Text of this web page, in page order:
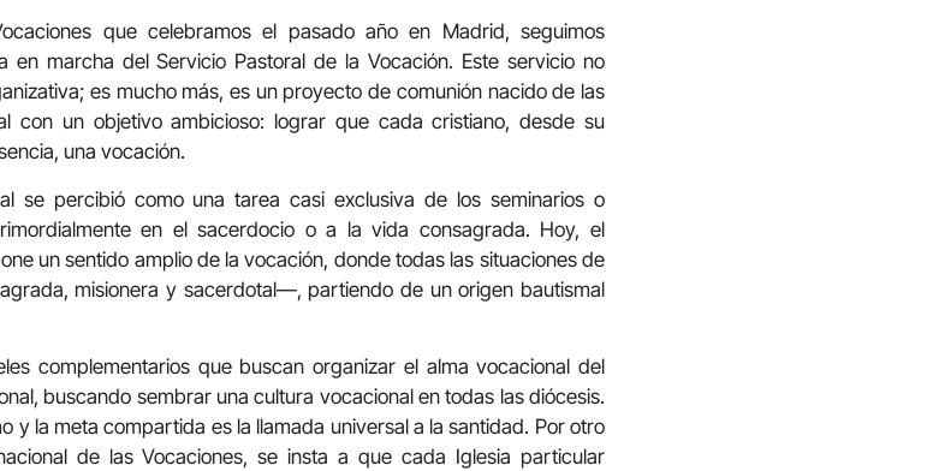
que celebramos el pasado año en Madrid, seguimos
en marcha del Servicio Pastoral de la Vocación. Este servicio no
es mucho más, es un proyecto de comunión nacido de las
con un objetivo ambicioso: lograr que cada cristiano, desde su
una vocación.
se percibió como una tarea casi exclusiva de los seminarios o
en el sacerdocio o a la vida consagrada. Hoy, el
un sentido amplio de la vocación, donde todas las situaciones de
misionera y sacerdotal—, partiendo de un origen bautismal
complementarios que buscan organizar el alma vocacional del
buscando sembrar una cultura vocacional en todas las diócesis.
y la meta compartida es la llamada universal a la santidad. Por otro
de las Vocaciones, se insta a que cada Iglesia particular